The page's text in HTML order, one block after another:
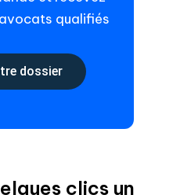
qualifiés
dossier
clics un